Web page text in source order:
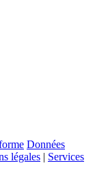
Données
légales | Services